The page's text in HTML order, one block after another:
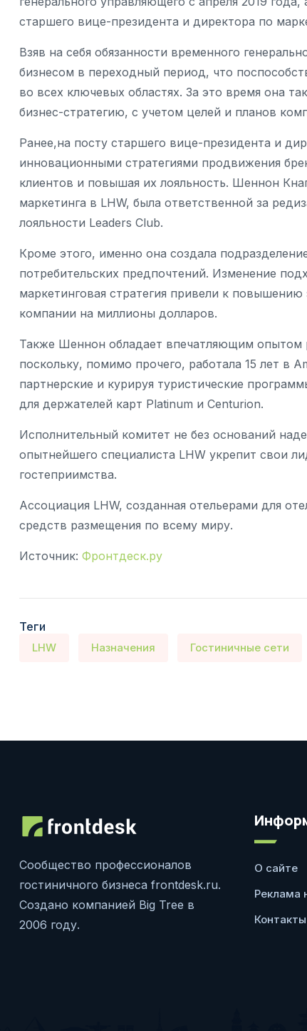
старшего вице-президента и директора по
Взяв на себя обязанности временного
бизнесом в переходный период, что
во всех ключевых областях. За это время она
бизнес-стратегию, с учетом целей и планов
Ранее,на посту старшего вице-президента и
инновационными стратегиями продвижения
клиентов и повышая их лояльность. Шеннон
маркетинга в LHW, была ответственной за
лояльности Leaders Club.
Кроме этого, именно она создала
потребительских предпочтений. Изменение
маркетинговая стратегия привели к
компании на миллионы долларов.
Также Шеннон обладает впечатляющим опытом
поскольку, помимо прочего, работала 15 лет в
партнерские и курируя туристические
для держателей карт Platinum и Centurion.
Исполнительный комитет не без оснований
опытнейшего специалиста LHW укрепит свои
гостеприимства.
Ассоциация LHW, созданная отельерами для
средств размещения по всему миру.
Источник: Фронтдеск.ру
Теги
LHW Назначения Гостиничные сети
Сообщество профессионалов
гостиничного бизнеса frontdesk.ru.
Создано компанией Big Tree в
2006 году.
О сайте
Реклама
Контакты